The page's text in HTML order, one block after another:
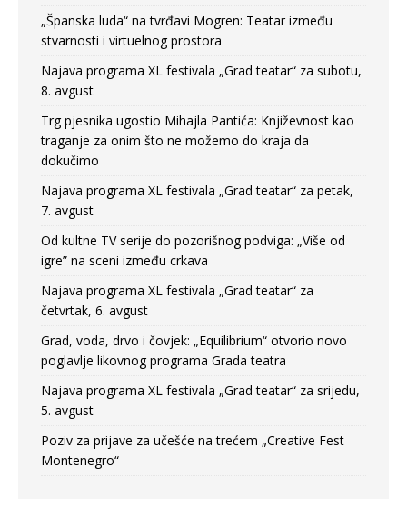
„Španska luda“ na tvrđavi Mogren: Teatar između
stvarnosti i virtuelnog prostora
Najava programa XL festivala „Grad teatar“ za subotu,
8. avgust
Trg pjesnika ugostio Mihajla Pantića: Književnost kao
traganje za onim što ne možemo do kraja da
dokučimo
Najava programa XL festivala „Grad teatar“ za petak,
7. avgust
Od kultne TV serije do pozorišnog podviga: „Više od
igre” na sceni između crkava
Najava programa XL festivala „Grad teatar“ za
četvrtak, 6. avgust
Grad, voda, drvo i čovjek: „Equilibrium“ otvorio novo
poglavlje likovnog programa Grada teatra
Najava programa XL festivala „Grad teatar“ za srijedu,
5. avgust
Poziv za prijave za učešće na trećem „Creative Fest
Montenegro“